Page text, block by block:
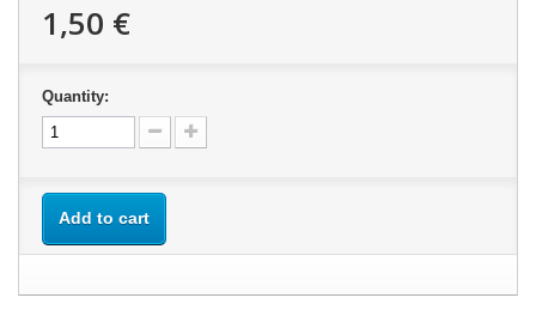
1,50 €
Quantity:
Add to cart